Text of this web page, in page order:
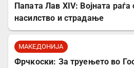
Папата Лав XIV: Војната
насилство и страдање
МАКЕДОНИЈА
Фрчкоски: За труењето во